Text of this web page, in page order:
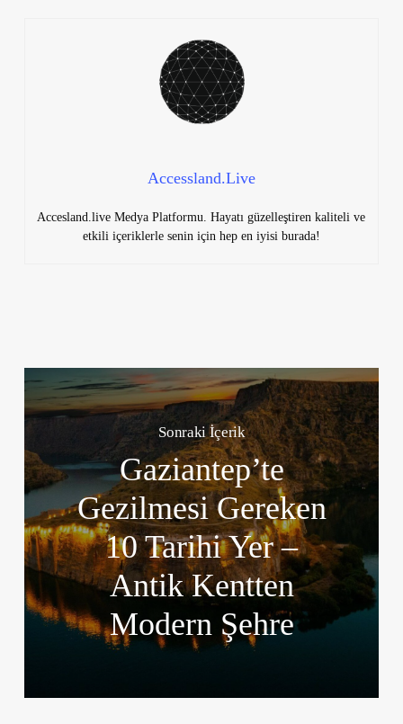
Accessland.Live
Accesland.live Medya Platformu. Hayatı güzelleştiren kaliteli ve
etkili içeriklerle senin için hep en iyisi burada!
Sonraki İçerik
Gaziantep’te
Gezilmesi Gereken
10 Tarihi Yer –
Antik Kentten
Modern Şehre